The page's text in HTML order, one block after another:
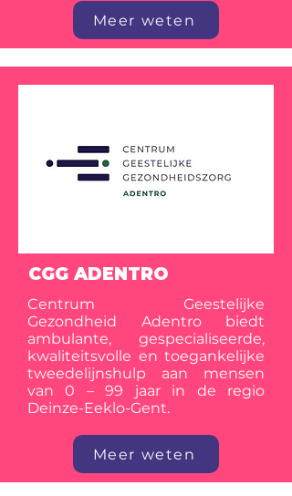
Meer weten
CGG ADENTRO
Centrum Geestelijke
Gezondheid Adentro biedt
ambulante, gespecialiseerde,
kwaliteitsvolle en toegankelijke
tweedelijnshulp aan mensen
van 0 – 99 jaar in de regio
Deinze-Eeklo-Gent.
Meer weten